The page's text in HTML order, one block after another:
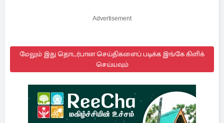
Advertisement
மேலும் இது தொடர்பான செய்திகளைப் படிக்க இங்கே கிளிக்
செய்யவும்